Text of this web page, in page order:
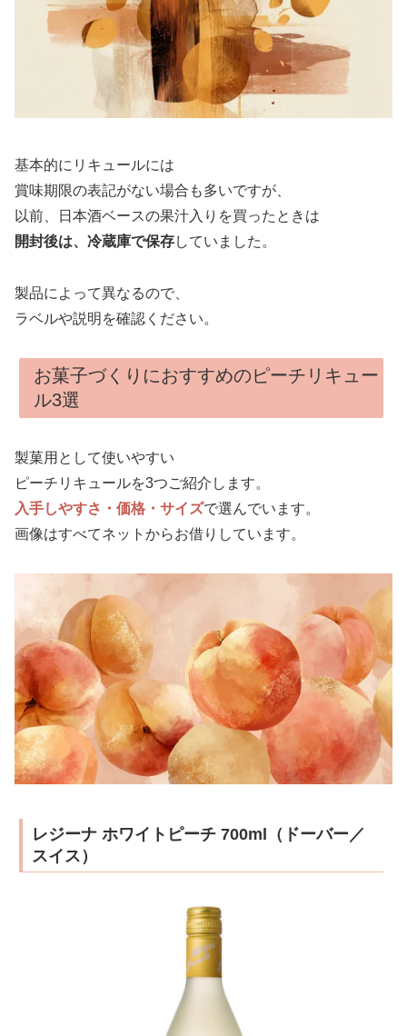
基本的にリキュールには
賞味期限の表記がない場合も多いですが、
以前、日本酒ベースの果汁入りを買ったときは
開封後は、冷蔵庫で保存していました。
製品によって異なるので、
ラベルや説明を確認ください。
お菓子づくりにおすすめのピーチリキュー
ル3選
製菓用として使いやすい
ピーチリキュールを3つご紹介します。
入手しやすさ・価格・サイズで選んでいます。
画像はすべてネットからお借りしています。
レジーナ ホワイトピーチ 700ml（ドーバー／
スイス）